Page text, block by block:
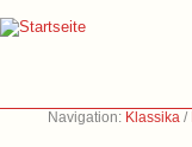
Navigation: Klassika /